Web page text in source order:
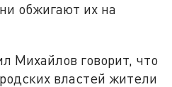
обжигают их на
Михайлов говорит, что
властей жители